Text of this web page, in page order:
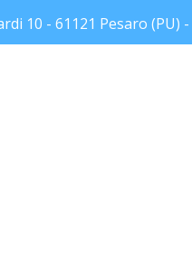
10 - 61121 Pesaro (PU)